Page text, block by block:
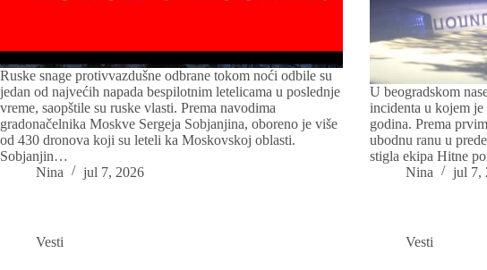
Ruske snage protivvazdušne odbrane tokom noći odbile su
jedan od najvećih napada bespilotnim letelicama u poslednje
vreme, saopštile su ruske vlasti. Prema navodima
gradonačelnika Moskve Sergeja Sobjanjina, oboreno je više
od 430 dronova koji su leteli ka Moskovskoj oblasti.
Sobjanjin…
Nina
jul 7, 2026
U beogradskom
incidenta u kojem je
godina. Prema
ubodnu ranu u
stigla ekipa Hitne
Nina
jul 7,
Vesti Vesti